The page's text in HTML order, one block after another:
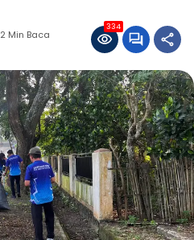
2 Min Baca
334